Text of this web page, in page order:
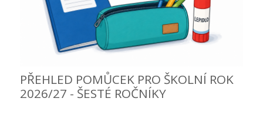
PŘEHLED POMŮCEK PRO ŠKOLNÍ ROK
2026/27 - ŠESTÉ ROČNÍKY